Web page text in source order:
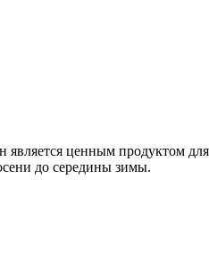
ценным продуктом
до середины зимы.